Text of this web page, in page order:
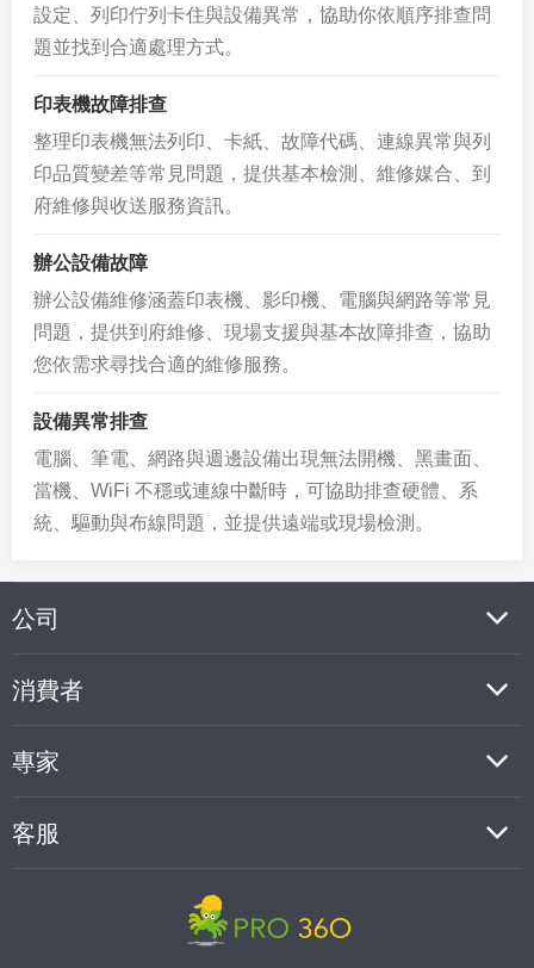
設定、列印佇列卡住與設備異常，協助你依順序排查問
題並找到合適處理方式。
印表機故障排查
整理印表機無法列印、卡紙、故障代碼、連線異常與列
印品質變差等常見問題，提供基本檢測、維修媒合、到
府維修與收送服務資訊。
辦公設備故障
辦公設備維修涵蓋印表機、影印機、電腦與網路等常見
問題，提供到府維修、現場支援與基本故障排查，協助
您依需求尋找合適的維修服務。
設備異常排查
電腦、筆電、網路與週邊設備出現無法開機、黑畫面、
當機、WiFi 不穩或連線中斷時，可協助排查硬體、系
統、驅動與布線問題，並提供遠端或現場檢測。
公司
消費者
專家
客服